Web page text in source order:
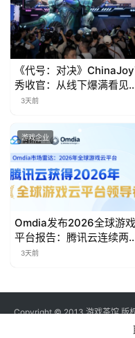
茶
对
接
会
海
站
中
文
《代号：对决》
秀收官：从线下爆满看见
家的真实期待
3天前
游戏企业
Omdia发布2026全球游
平台报告：腾讯云连续两
入选“领导者”象限
3天前
Copyright © 2013 游戏茶馆 版
经营许